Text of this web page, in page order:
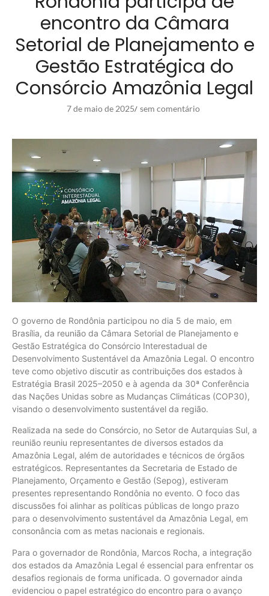
encontro da Câmara
Setorial de Planejamento e
Gestão Estratégica do
Consórcio Amazônia Legal
7 de maio de 2025/ sem comentário
O governo de Rondônia participou no dia 5 de maio, em
Brasília, da reunião da Câmara Setorial de Planejamento e
Gestão Estratégica do Consórcio Interestadual de
Desenvolvimento Sustentável da Amazônia Legal. O encontro
teve como objetivo discutir as contribuições dos estados à
Estratégia Brasil 2025–2050 e à agenda da 30ª Conferência
das Nações Unidas sobre as Mudanças Climáticas (COP30),
visando o desenvolvimento sustentável da região.
Realizada na sede do Consórcio, no Setor de Autarquias Sul, a
reunião reuniu representantes de diversos estados da
Amazônia Legal, além de autoridades e técnicos de órgãos
estratégicos. Representantes da Secretaria de Estado de
Planejamento, Orçamento e Gestão (Sepog), estiveram
presentes representando Rondônia no evento. O foco das
discussões foi alinhar as políticas públicas de longo prazo
para o desenvolvimento sustentável da Amazônia Legal, em
consonância com as metas nacionais e regionais.
Para o governador de Rondônia, Marcos Rocha, a integração
dos estados da Amazônia Legal é essencial para enfrentar os
desafios regionais de forma unificada. O governador ainda
evidenciou o papel estratégico do encontro para o avanço